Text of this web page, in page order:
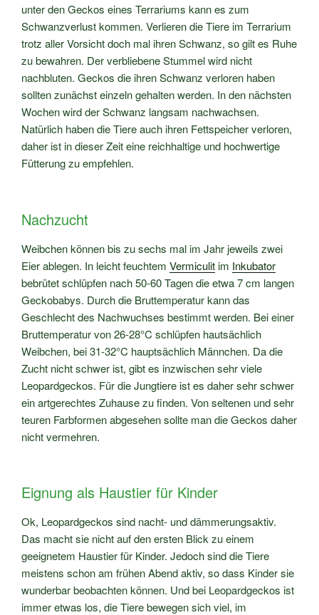
unter den Geckos eines Terrariums kann es zum
Schwanzverlust kommen. Verlieren die Tiere im Terrarium
trotz aller Vorsicht doch mal ihren Schwanz, so gilt es Ruhe
zu bewahren. Der verbliebene Stummel wird nicht
nachbluten. Geckos die ihren Schwanz verloren haben
sollten zunächst einzeln gehalten werden. In den nächsten
Wochen wird der Schwanz langsam nachwachsen.
Natürlich haben die Tiere auch ihren Fettspeicher verloren,
daher ist in dieser Zeit eine reichhaltige und hochwertige
Fütterung zu empfehlen.
Nachzucht
Weibchen können bis zu sechs mal im Jahr jeweils zwei
Eier ablegen. In leicht feuchtem Vermiculitim Inkubator
bebrütet schlüpfen nach 50-60 Tagen die etwa 7 cm langen
Geckobabys. Durch die Bruttemperatur kann das
Geschlecht des Nachwuchses bestimmt werden. Bei einer
Bruttemperatur von 26-28°C schlüpfen hautsächlich
Weibchen, bei 31-32°C hauptsächlich Männchen. Da die
Zucht nicht schwer ist, gibt es inzwischen sehr viele
Leopardgeckos. Für die Jungtiere ist es daher sehr schwer
ein artgerechtes Zuhause zu finden. Von seltenen und sehr
teuren Farbformen abgesehen sollte man die Geckos daher
nicht vermehren.
Eignung als Haustier für Kinder
Ok, Leopardgeckos sind nacht- und dämmerungsaktiv.
Das macht sie nicht auf den ersten Blick zu einem
geeignetem Haustier für Kinder. Jedoch sind die Tiere
meistens schon am frühen Abend aktiv, so dass Kinder sie
wunderbar beobachten können. Und bei Leopardgeckos ist
immer etwas los, die Tiere bewegen sich viel, im